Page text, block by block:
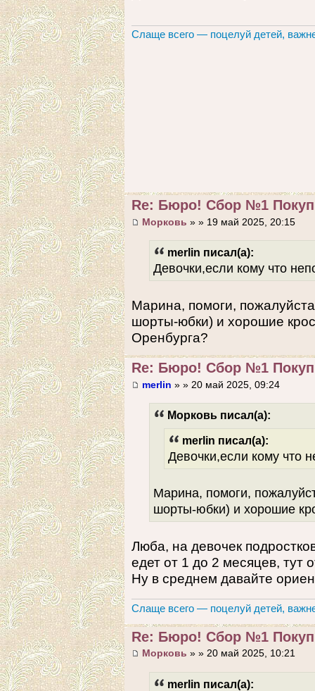
Слаще всего — поцелуй детей,
Re: Бюро! Сбор №1
Морковь » » 19 май 2025, 20:15
merlin писал(а):
Девочки,если кому что
Марина, помоги,
шорты-юбки) и хорошие
Оренбурга?
Re: Бюро! Сбор №1
merlin » » 20 май 2025, 09:24
Морковь писал(а):
merlin писал(а):
Девочки,если кому что
Марина, помоги,
шорты-юбки) и хорошие
Люба, на девочек
едет от 1 до 2 месяцев, тут
Ну в среднем давайте
Слаще всего — поцелуй детей,
Re: Бюро! Сбор №1
Морковь » » 20 май 2025, 10:21
merlin писал(а):